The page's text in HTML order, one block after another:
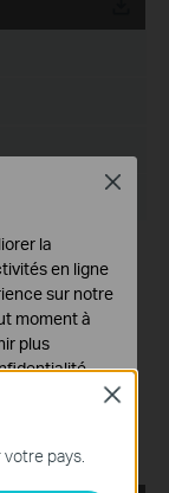
not work
pays.
Close
la
en ligne
sur notre
moment à
plus
.
du
dans vos
Close